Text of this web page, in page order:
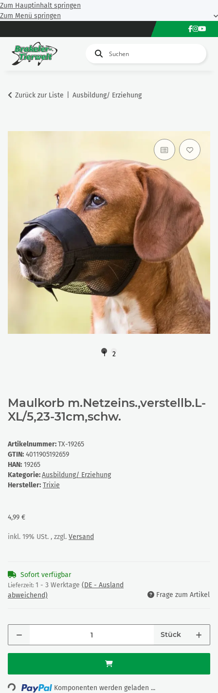
Zum Hauptinhalt springen
Zum Menü springen
Zurück zur Liste Ausbildung/ Erziehung
1 2
Maulkorb m.Netzeins.,verstellb.L-
XL/5,23-31cm,schw.
Artikelnummer:TX-19265
GTIN: 4011905192659
HAN: 19265
Kategorie:Ausbildung/ Erziehung
Hersteller: Trixie
4,99 €
inkl. 19% USt. , zzgl. Versand
Sofort verfügbar
Lieferzeit: 1 - 3 Werktage (DE - Ausland
abweichend)
Frage zum Artikel
Stück
Loading... Komponenten werden geladen ...